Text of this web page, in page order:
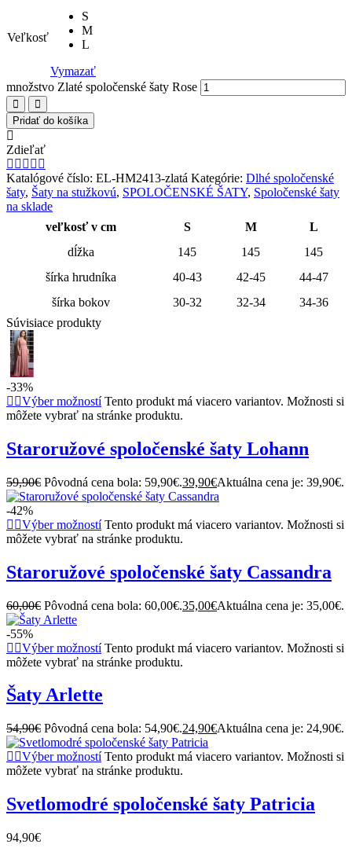
Veľkosť
S
M
L
Vymazať
množstvo Zlaté spoločenské šaty Rose
Pridať do košíka
Zdieľať
Katalógové číslo: EL-HM2413-zlatá Kategórie: Dlhé spoločenské
šaty, Šaty na stužkovú, SPOLOČENSKÉ ŠATY, Spoločenské šaty
na sklade
veľkosť v cm
S M
L
dĺžka
145 145
145
šírka hrudníka
40-43 42-45
44-47
šírka bokov
30-32 32-34
34-36
Súvisiace produkty
-33%
Výber možností Tento produkt má viacero variantov. Možnosti si
môžete vybrať na stránke produktu.
Staroružové spoločenské šaty Lohann
59,90€ Pôvodná cena bola: 59,90€.39,90€Aktuálna cena je: 39,90€.
-42%
Výber možností Tento produkt má viacero variantov. Možnosti si
môžete vybrať na stránke produktu.
Staroružové spoločenské šaty Cassandra
60,00€ Pôvodná cena bola: 60,00€.35,00€Aktuálna cena je: 35,00€.
-55%
Výber možností Tento produkt má viacero variantov. Možnosti si
môžete vybrať na stránke produktu.
Šaty Arlette
54,90€ Pôvodná cena bola: 54,90€.24,90€Aktuálna cena je: 24,90€.
Výber možností Tento produkt má viacero variantov. Možnosti si
môžete vybrať na stránke produktu.
Svetlomodré spoločenské šaty Patricia
94,90€